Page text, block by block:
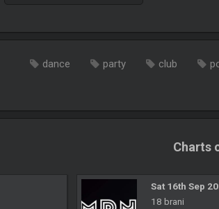
dance party club
Charts
Sat 16th Sep
18 brani